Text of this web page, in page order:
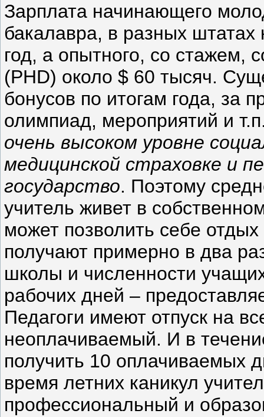
Зарплата начинающего
бакалавра, в разных штатах
год, а опытного, со стажем,
(PHD) около $ 60 тысяч.
бонусов по итогам года, за
олимпиад, мероприятий и
очень высоком уровне
медицинской страховке и
государство. Поэтому
учитель живет в
может позволить себе
получают примерно в два
школы и численности
рабочих дней –
Педагоги имеют отпуск на
неоплачиваемый. И в
получить 10 оплачиваемых
время летних каникул
профессиональный и